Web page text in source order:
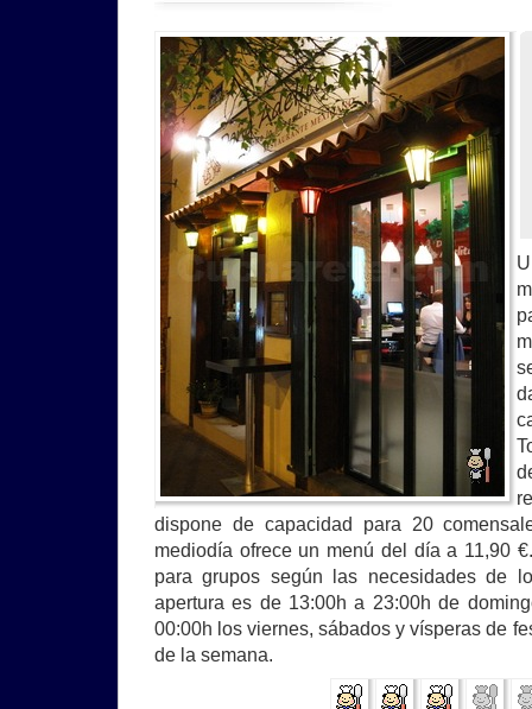
dispone de capacidad para 20
mediodía ofrece un menú del día a 11,90
para grupos según las necesidades de
apertura es de 13:00h a 23:00h de
00:00h los viernes, sábados y vísperas de
de la semana.